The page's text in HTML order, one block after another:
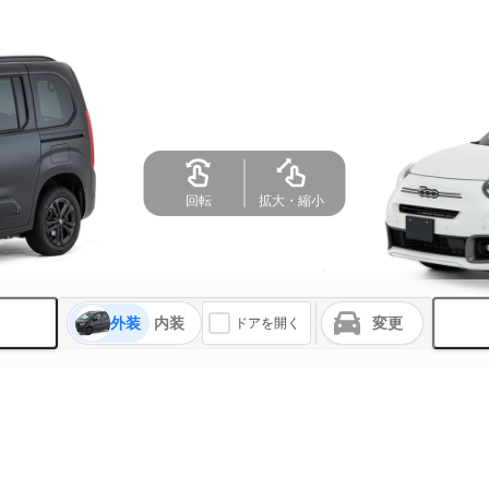
外装 内装 ドアを開く 変更
回転 拡大・縮小